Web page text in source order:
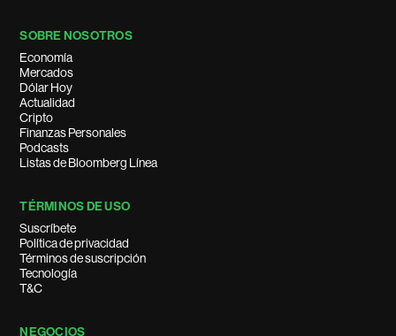
SOBRE NOSOTROS
Economía
Mercados
Dólar Hoy
Actualidad
Cripto
Finanzas Personales
Podcasts
Listas de Bloomberg Línea
TÉRMINOS DE USO
Suscríbete
Política de privacidad
Términos de suscripción
Tecnología
T&C
NEGOCIOS